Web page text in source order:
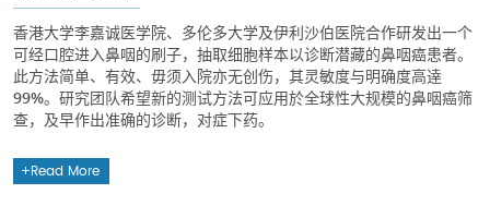
香港大学李嘉诚医学院、多伦多大学及伊利沙伯医院合作研发出一个
可经口腔进入鼻咽的刷子，抽取细胞样本以诊断潜藏的鼻咽癌患者。
此方法简单、有效、毋须入院亦无创伤，其灵敏度与明确度高逹
99%。研究团队希望新的测试方法可应用於全球性大规模的鼻咽癌筛
查，及早作出准确的诊断，对症下药。
Read More